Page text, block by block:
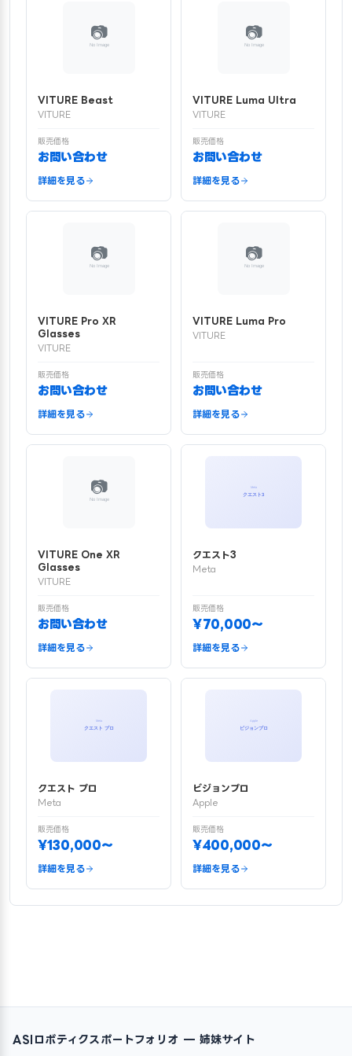
VITURE Beast
VITURE
販売価格
お問い合わせ
詳細を見る
VITURE Luma Ultra
VITURE
販売価格
お問い合わせ
詳細を見る
VITURE Pro XR
Glasses
VITURE
販売価格
お問い合わせ
詳細を見る
VITURE Luma Pro
VITURE
販売価格
お問い合わせ
詳細を見る
VITURE One XR
Glasses
VITURE
販売価格
お問い合わせ
詳細を見る
クエスト3
Meta
販売価格
¥70,000〜
詳細を見る
クエスト プロ
Meta
販売価格
¥130,000〜
詳細を見る
ビジョンプロ
Apple
販売価格
¥400,000〜
詳細を見る
ASIロボティクスポートフォリオ — 姉妹サイト